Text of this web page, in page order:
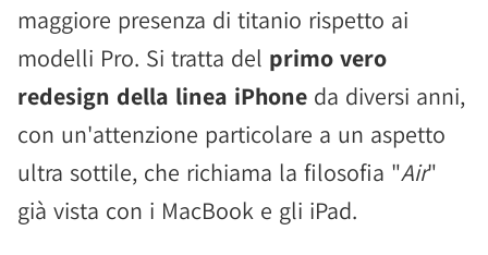
maggiore presenza di titanio rispetto ai
modelli Pro. Si tratta del primo vero
redesign della linea iPhone da diversi anni,
con un'attenzione particolare a un aspetto
ultra sottile, che richiama la filosofia "Air"
già vista con i MacBook e gli iPad.